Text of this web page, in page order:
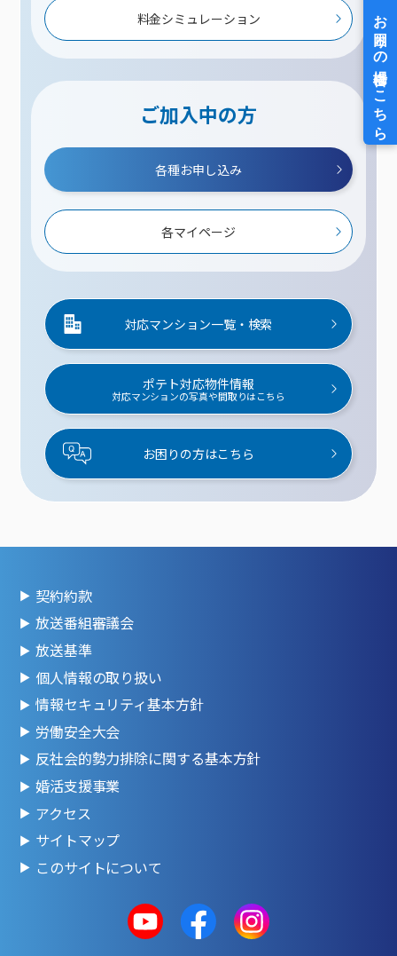
料金シミュレーション
ご加入中の方
各種お申し込み
各マイページ
対応マンション一覧・検索
ポテト対応物件情報
対応マンションの写真や間取りはこちら
お困りの方はこちら
契約約款
放送番組審議会
放送基準
個人情報の取り扱い
情報セキュリティ基本方針
労働安全大会
反社会的勢力排除に関する基本方針
婚活支援事業
アクセス
サイトマップ
このサイトについて